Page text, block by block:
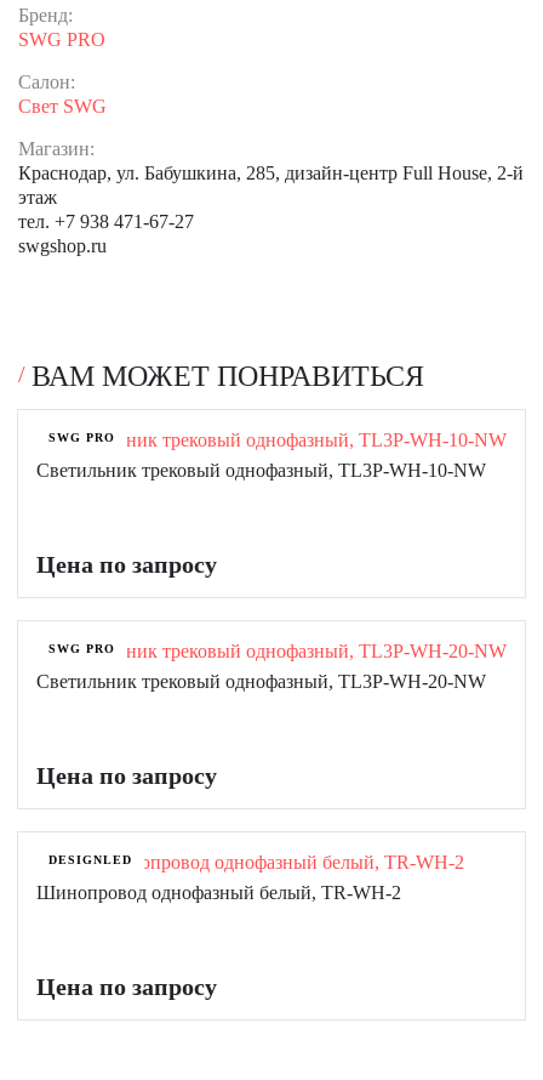
Бренд:
SWG PRO
Салон:
Свет SWG
Магазин:
Краснодар, ул. Бабушкина, 285, дизайн-центр Full House, 2-й
этаж
тел. +7 938 471-67-27
swgshop.ru
ВАМ МОЖЕТ ПОНРАВИТЬСЯ
SWG PRO
Светильник трековый однофазный, TL3P-WH-10-NW
Цена по запросу
SWG PRO
Светильник трековый однофазный, TL3P-WH-20-NW
Цена по запросу
DESIGNLED
Шинопровод однофазный белый, TR-WH-2
Цена по запросу